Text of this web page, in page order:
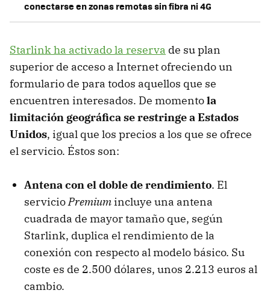
conectarse en zonas remotas sin fibra ni 4G
Starlink ha activado la reserva de su plan
superior de acceso a Internet ofreciendo un
formulario de para todos aquellos que se
encuentren interesados. De momentola
limitación geográfica se restringe a Estados
Unidos, igual que los precios a los que se ofrece
el servicio. Éstos son:
Antena con el doble de rendimiento. El
servicioPremium incluye una antena
cuadrada de mayor tamaño que, según
Starlink, duplica el rendimiento de la
conexión con respecto al modelo básico. Su
coste es de 2.500 dólares, unos 2.213 euros al
cambio.